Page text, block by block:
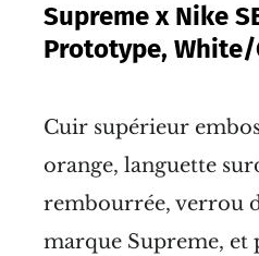
Supreme x Nike
Prototype, White/
Cuir supérieur
orange, languette
rembourrée, verrou
marque Supreme, et